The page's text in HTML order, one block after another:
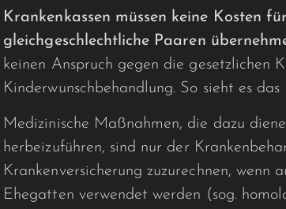
Krankenkassen müssen keine Kosten
gleichgeschlechtliche Paaren
keinen Anspruch gegen die gesetzlichen
Kinderwunschbehandlung. So sieht es
Medizinische Maßnahmen, die dazu
herbeizuführen, sind nur der
Krankenversicherung zuzurechnen, wenn
Ehegatten verwendet werden (sog.